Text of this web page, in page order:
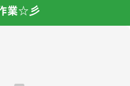
業☆彡